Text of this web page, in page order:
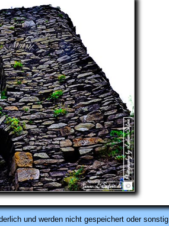
und werden nicht gespeichert oder sonstig